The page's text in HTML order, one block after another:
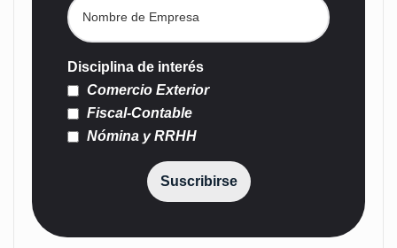
Disciplina de interés
Comercio Exterior
Fiscal-Contable
Nómina y RRHH
Suscribirse